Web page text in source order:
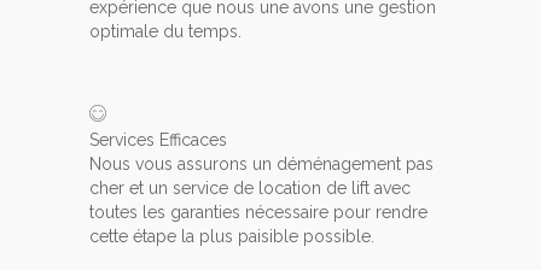
expérience que nous une avons une gestion
optimale du temps.
Services Efficaces
Nous vous assurons un déménagement pas
cher et un service de location de lift avec
toutes les garanties nécessaire pour rendre
cette étape la plus paisible possible.